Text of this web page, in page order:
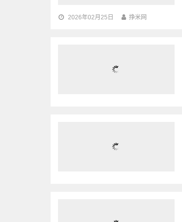
2026年02月25日 挣米网